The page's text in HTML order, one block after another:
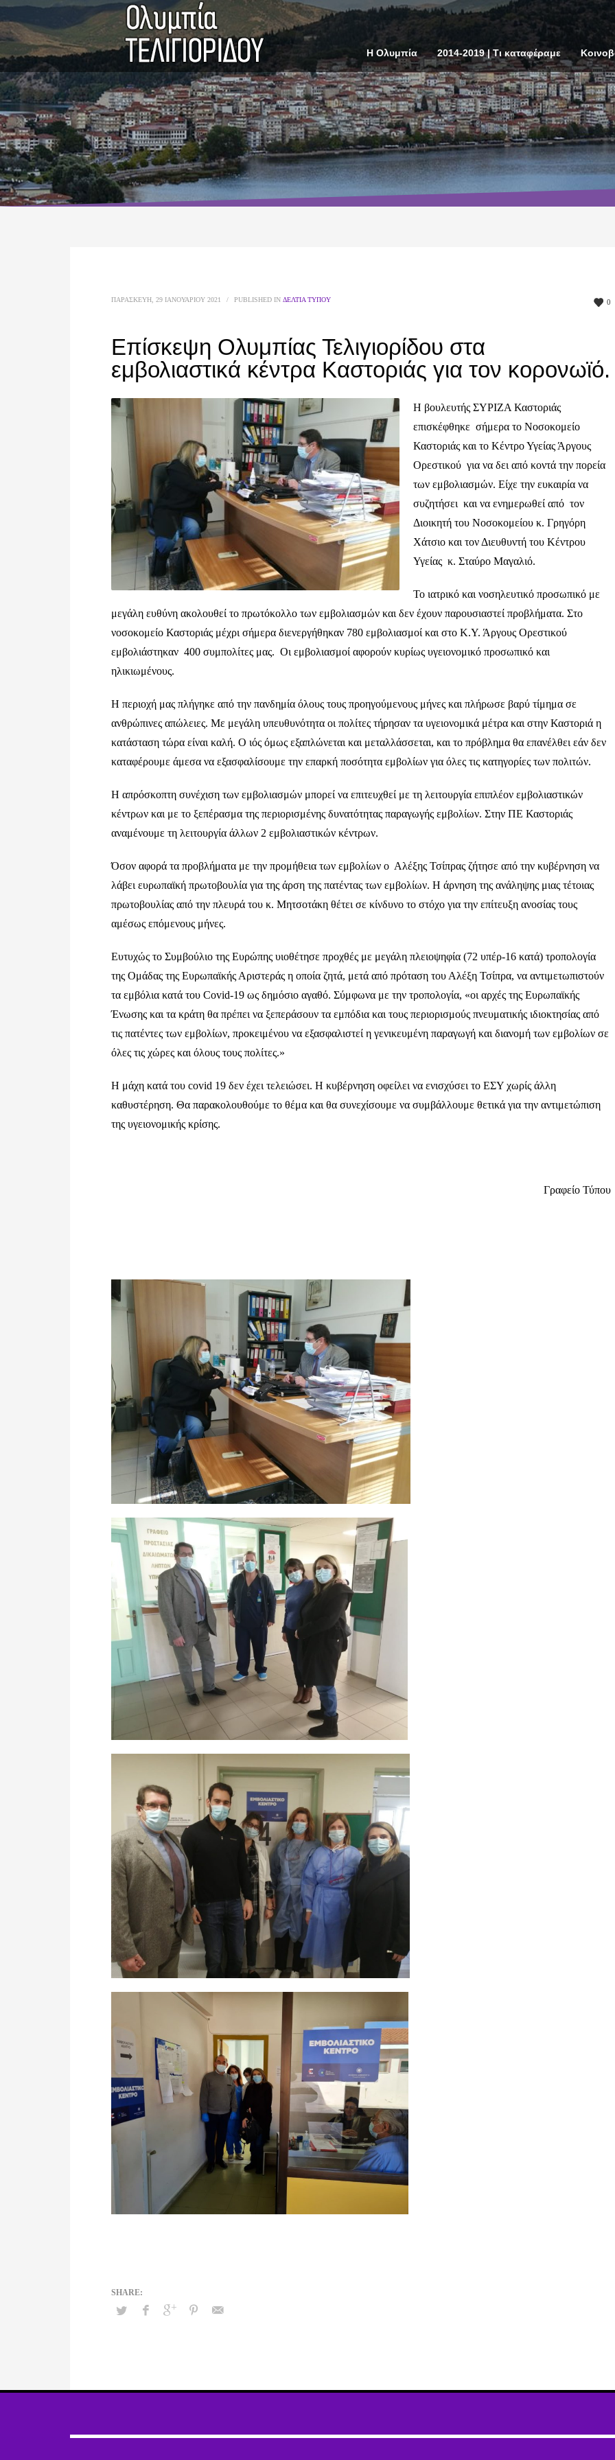
Η Ολυμπία 2014-2019 | Τι καταφέραμε
0
ΠΑΡΑΣΚΕΥΉ, 29 ΙΑΝΟΥΑΡΊΟΥ 2021 / PUBLISHED IN ΔΕΛΤΊΑ ΤΎΠΟΥ
Επίσκεψη Ολυμπίας Τελιγιορίδου στα
εμβολιαστικά κέντρα Καστοριάς για τον κορονωϊό.
Η βουλευτής ΣΥΡΙΖΑ Καστοριάς
επισκέφθηκε σήμερα το Νοσοκομείο
Καστοριάς και το Κέντρο Υγείας Άργους
Ορεστικού για να δει από κοντά την πορεία
των εμβολιασμών. Είχε την ευκαιρία να
συζητήσει και να ενημερωθεί από τον
Διοικητή του Νοσοκομείου κ. Γρηγόρη
Χάτσιο και τον Διευθυντή του Κέντρου
Υγείας κ. Σταύρο Μαγαλιό.
Το ιατρικό και νοσηλευτικό προσωπικό με
μεγάλη ευθύνη ακολουθεί το πρωτόκολλο των εμβολιασμών και δεν έχουν παρουσιαστεί προβλήματα. Στο
νοσοκομείο Καστοριάς μέχρι σήμερα διενεργήθηκαν 780 εμβολιασμοί και στο Κ.Υ. Άργους Ορεστικού
εμβολιάστηκαν 400 συμπολίτες μας. Οι εμβολιασμοί αφορούν κυρίως υγειονομικό προσωπικό και
ηλικιωμένους.
Η περιοχή μας πλήγηκε από την πανδημία όλους τους προηγούμενους μήνες και πλήρωσε βαρύ τίμημα σε
ανθρώπινες απώλειες. Με μεγάλη υπευθυνότητα οι πολίτες τήρησαν τα υγειονομικά μέτρα και στην Καστοριά η
κατάσταση τώρα είναι καλή. Ο ιός όμως εξαπλώνεται και μεταλλάσσεται, και το πρόβλημα θα επανέλθει εάν δεν
καταφέρουμε άμεσα να εξασφαλίσουμε την επαρκή ποσότητα εμβολίων για όλες τις κατηγορίες των πολιτών.
Η απρόσκοπτη συνέχιση των εμβολιασμών μπορεί να επιτευχθεί με τη λειτουργία επιπλέον εμβολιαστικών
κέντρων και με το ξεπέρασμα της περιορισμένης δυνατότητας παραγωγής εμβολίων. Στην ΠΕ Καστοριάς
αναμένουμε τη λειτουργία άλλων 2 εμβολιαστικών κέντρων.
Όσον αφορά τα προβλήματα με την προμήθεια των εμβολίων ο Αλέξης Τσίπρας ζήτησε από την κυβέρνηση να
λάβει ευρωπαϊκή πρωτοβουλία για της άρση της πατέντας των εμβολίων. Η άρνηση της ανάληψης μιας τέτοιας
πρωτοβουλίας από την πλευρά του κ. Μητσοτάκη θέτει σε κίνδυνο το στόχο για την επίτευξη ανοσίας τους
αμέσως επόμενους μήνες.
Ευτυχώς το Συμβούλιο της Ευρώπης υιοθέτησε προχθές με μεγάλη πλειοψηφία (72 υπέρ-16 κατά) τροπολογία
της Ομάδας της Ευρωπαϊκής Αριστεράς η οποία ζητά, μετά από πρόταση του Αλέξη Τσίπρα, να αντιμετωπιστούν
τα εμβόλια κατά του Covid-19 ως δημόσιο αγαθό. Σύμφωνα με την τροπολογία, «οι αρχές της Ευρωπαϊκής
Ένωσης και τα κράτη θα πρέπει να ξεπεράσουν τα εμπόδια και τους περιορισμούς πνευματικής ιδιοκτησίας από
τις πατέντες των εμβολίων, προκειμένου να εξασφαλιστεί η γενικευμένη παραγωγή και διανομή των εμβολίων σε
όλες τις χώρες και όλους τους πολίτες.»
Η μάχη κατά του covid 19 δεν έχει τελειώσει. Η κυβέρνηση οφείλει να ενισχύσει το ΕΣΥ χωρίς άλλη
καθυστέρηση. Θα παρακολουθούμε το θέμα και θα συνεχίσουμε να συμβάλλουμε θετικά για την αντιμετώπιση
της υγειονομικής κρίσης.
Γραφείο Τύπου